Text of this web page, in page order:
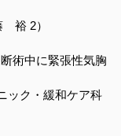
2）
術中に緊張性気胸
ク・緩和ケア科